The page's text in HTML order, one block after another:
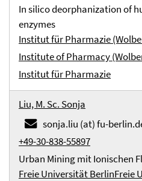
In silico deorphanization of
enzymes
Institut für Pharmazie
Institute of Pharmacy
Institut für Pharmazie
Liu, M. Sc. Sonja
sonja.liu (at) fu-
+49-30-838-55897
Urban Mining mit Ionischen
Freie Universität BerlinFreie